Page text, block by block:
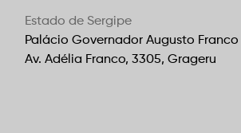
Estado de Sergipe
Palácio Governador Augusto Franco
Av. Adélia Franco, 3305, Grageru